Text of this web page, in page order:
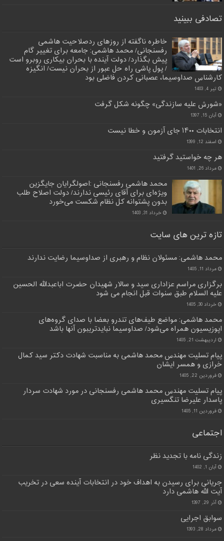
تصادفی ببینید
خاطره ناگفته از روزهای ردصلاحیت هاشمی
رفسنجانی/ محمد هاشمی: جامعه برای تغییر گام
پیش بگذارد/ دولت آینده با بحران بیکاری روبرو است
/ پول پاشی راه حل عبور از بحران نیست/ انگیزه
کارشناس صداوسیما، عصبانی کردن فاضلی بود
تیر 4, 1403
«شورش علیه سازندگی» چگونه شکل گرفت
آبان 15, 1397
انتخابات ۱۴۰۰ جای آزمون و خطا نیست
اسفند 12, 1399
هر چه خواستید گرفتید
مرداد 26, 1401
محمد هاشمی رفسنجانی :اصولگرایان جایگزین
ویژه‌ای برای آقای رئیسی ندارند/ دولت اصلاح طلب
بدون پشتوانه کل نظام شکست می‌خورد
خرداد 31, 1403
تازه ترین های سایت
محمد هاشمی: مسئولان نظام و رهبری از صداوسیما رضایت ندارند
مرداد 11, 1405
برگزاری مراسم عزاداری سید و سالار شهیدان حضرت اباعبدالله الحسین
علیه السلام طبق سنوات قبل انجام می شود
خرداد 30, 1405
محمد هاشمی: مواضع طیف‌های تندرو بعضا با صدای گروه‌های
اپوزیسیون همراه می‌شود/ صداوسیما نبایدتریبون آنها باشد
اردیبهشت 21, 1405
پیام تسلیت مهندس محمد هاشمی به مناسبت شهادت دکتر سید کمال
خرازی و همسر ایشان
فروردین 22, 1405
پیام تسلیت مهندس محمد هاشمی رفسنجانی در مورد شهادت سردار
پاسدار علیرضا تنگسیری
فروردین 11, 1405
اجتماعی
زندگی نامه با تجدید نظر
آبان 1, 1402
جریانی برای رسیدن به اهداف خود در انتخابات آینده سعی در تخریب
آیت الله هاشمی دارد
آذر 29, 1397
سوابق اجرایی
مرداد 28, 1393